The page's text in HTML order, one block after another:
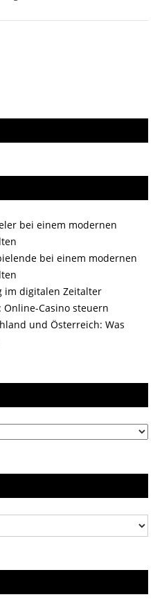
bei einem modernen
bei einem modernen
im digitalen Zeitalter
Online-Casino steuern
und Österreich: Was